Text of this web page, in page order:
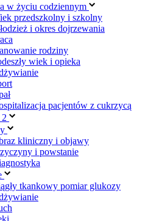
w życiu codziennym
przedszkolny i szkolny
i okres dojrzewania
rodziny
wiek i opieka
pacjentów z cukrzycą
kliniczny i objawy
i powstanie
tkankowy pomiar glukozy